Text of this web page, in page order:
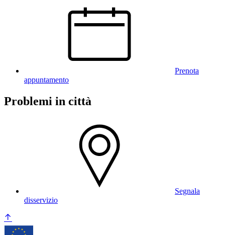
Prenota
appuntamento
Problemi in città
Segnala
disservizio